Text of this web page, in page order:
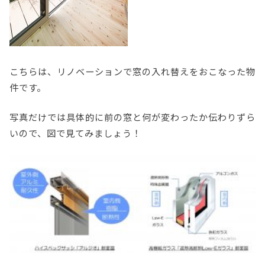
こちらは、リノベーションで窓の入れ替えをおこなった物
件です。
写真だけでは具体的に前の窓と何が変わったか伝わりずら
いので、図で見てみましょう！